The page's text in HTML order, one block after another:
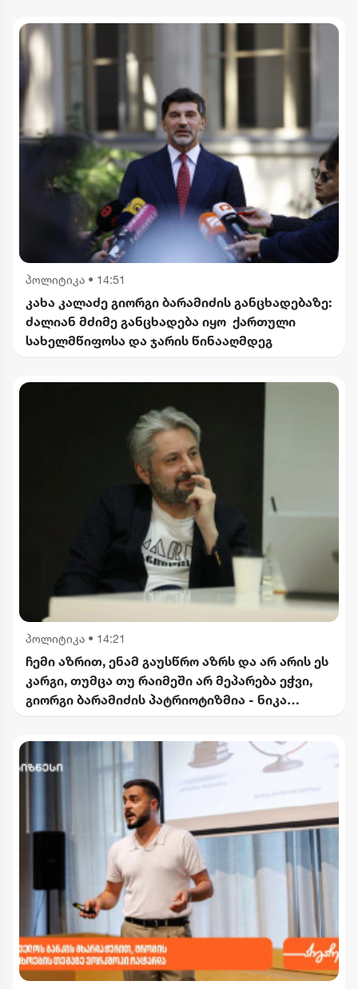
პოლიტიკა • 14:51
კახა კალაძე გიორგი ბარამიძის განცხადებაზე:
ძალიან მძიმე განცხადება იყო ქართული
სახელმწიფოსა და ჯარის წინააღმდეგ
პოლიტიკა • 14:21
ჩემი აზრით, ენამ გაუსწრო აზრს და არ არის ეს
კარგი, თუმცა თუ რაიმეში არ მეპარება ეჭვი,
გიორგი ბარამიძის პატრიოტიზმია - ნიკა